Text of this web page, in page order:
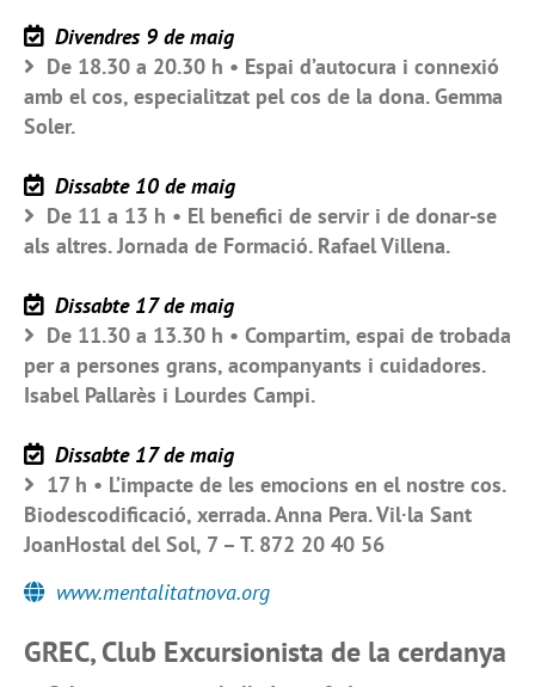
Divendres 9 de maig
De 18.30 a 20.30 h • Espai d’autocura i connexió
amb el cos, especialitzat pel cos de la dona. Gemma
Soler.
Dissabte 10 de maig
De 11 a 13 h • El benefici de servir i de donar-se
als altres. Jornada de Formació. Rafael Villena.
Dissabte 17 de maig
De 11.30 a 13.30 h • Compartim, espai de trobada
per a persones grans, acompanyants i cuidadores.
Isabel Pallarès i Lourdes Campi.
Dissabte 17 de maig
17 h • L’impacte de les emocions en el nostre cos.
Biodescodificació, xerrada. Anna Pera. Vil·la Sant
JoanHostal del Sol, 7 – T. 872 20 40 56
www.mentalitatnova.org
GREC, Club Excursionista de la cerdanya